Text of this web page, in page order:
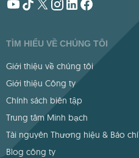
TÌM HIỂU VỀ CHÚNG TÔI
Giới thiệu về chúng tôi
Giới thiệu Công ty
Chính sách biên tập
Trung tâm Minh bạch
Tài nguyên Thương hiệu & Báo chí
Blog công ty